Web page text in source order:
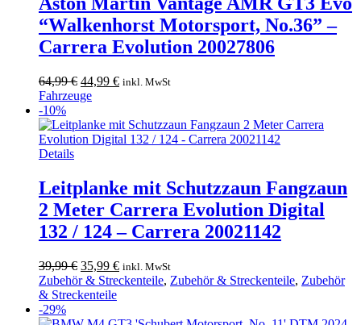
“Walkenhorst Motorsport, No.36” –
Carrera Evolution 20027806
64,99€ Ursprünglicher
Preis
64,99 €
44,99 €Aktueller
44,99 €.
inkl. MwSt
Fahrzeuge
-10%
Details
Leitplanke mit Schutzzaun Fangzaun
2 Meter Carrera Evolution Digital
132 / 124 – Carrera 20021142
39,99€ Ursprünglicher
Preis
war:
35,99 €Aktueller
Preis
inkl. MwSt
Zubehör & Streckenteile, Zubehör & Streckenteile, Zubehör
& Streckenteile
-29%